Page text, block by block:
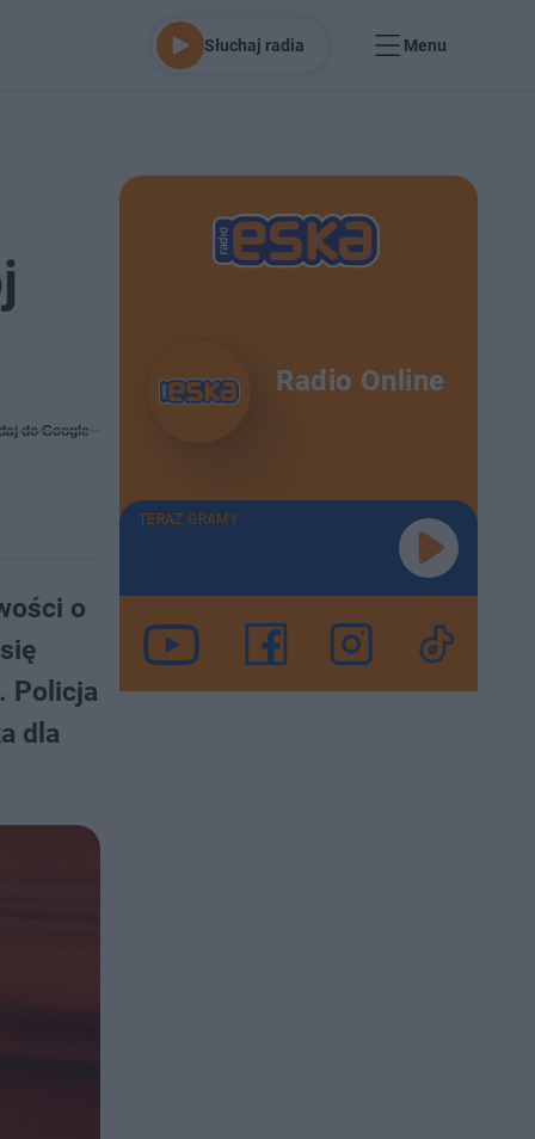
Słuchaj radia Menu
do Google
o
Policja
dla
Radio Online
TERAZ GRAMY